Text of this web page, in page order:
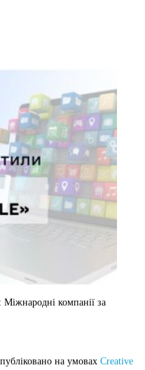
компанії за
на умовах Creative